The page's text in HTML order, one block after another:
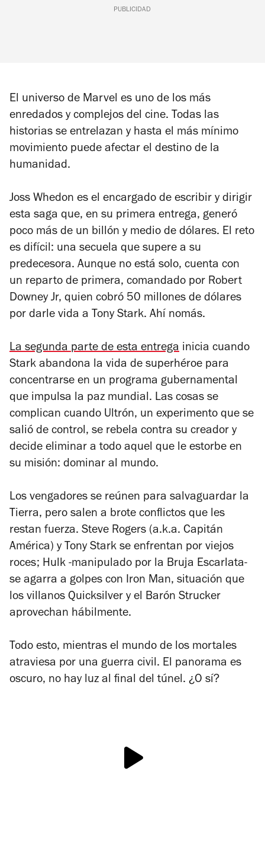
PUBLICIDAD
El universo de Marvel es uno de los más
enredados y complejos del cine. Todas las
historias se entrelazan y hasta el más mínimo
movimiento puede afectar el destino de la
humanidad.
Joss Whedon es el encargado de escribir y dirigir
esta saga que, en su primera entrega, generó
poco más de un billón y medio de dólares. El reto
es difícil: una secuela que supere a su
predecesora. Aunque no está solo, cuenta con
un reparto de primera, comandado por Robert
Downey Jr, quien cobró 50 millones de dólares
por darle vida a Tony Stark. Ahí nomás.
La segunda parte de esta entrega inicia cuando
Stark abandona la vida de superhéroe para
concentrarse en un programa gubernamental
que impulsa la paz mundial. Las cosas se
complican cuando Ultrón, un experimento que se
salió de control, se rebela contra su creador y
decide eliminar a todo aquel que le estorbe en
su misión: dominar al mundo.
Los vengadores se reúnen para salvaguardar la
Tierra, pero salen a brote conflictos que les
restan fuerza. Steve Rogers (a.k.a. Capitán
América) y Tony Stark se enfrentan por viejos
roces; Hulk -manipulado por la Bruja Escarlata-
se agarra a golpes con Iron Man, situación que
los villanos Quicksilver y el Barón Strucker
aprovechan hábilmente.
Todo esto, mientras el mundo de los mortales
atraviesa por una guerra civil. El panorama es
oscuro, no hay luz al final del túnel. ¿O sí?